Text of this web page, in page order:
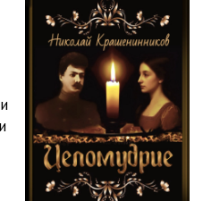
12:33
12:55
19:57
17:42